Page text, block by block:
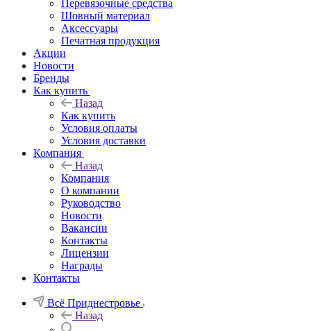
Перевязочные средства
Шовный материал
Аксессуары
Печатная продукция
Акции
Новости
Бренды
Как купить
Назад
Как купить
Условия оплаты
Условия доставки
Компания
Назад
Компания
О компании
Руководство
Новости
Вакансии
Контакты
Лицензии
Награды
Контакты
Всё Приднестровье
Назад